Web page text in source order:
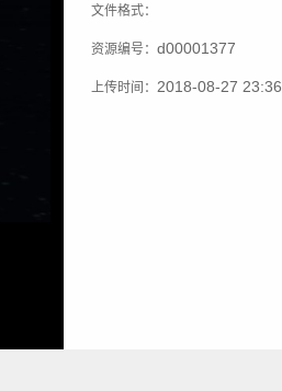
文件格式：
资源编号：d00001377
上传时间：2018-08-27 23:36